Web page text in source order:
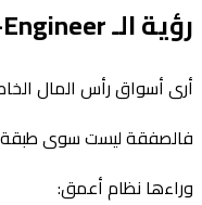
رؤية الـ Operator-Engineer
أرى أسواق رأس المال
فالصفقة ليست سوى
وراءها نظام أعمق: